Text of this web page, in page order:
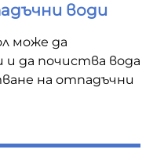
води
може да
и да почиства вода
на отпадъчни